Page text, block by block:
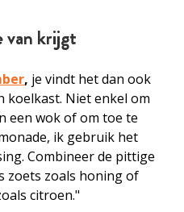
van krijgt
, je vindt het dan ook
koelkast. Niet enkel om
een wok of om toe te
ik gebruik het
Combineer de pittige
zoets zoals honing of
citroen."